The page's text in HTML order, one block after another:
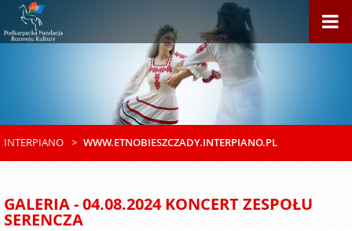
INTERPIANO WWW.ETNOBIESZCZADY.INTERPIANO.PL
GALERIA- 04.08.2024 KONCERT ZESPOŁU
SERENCZA